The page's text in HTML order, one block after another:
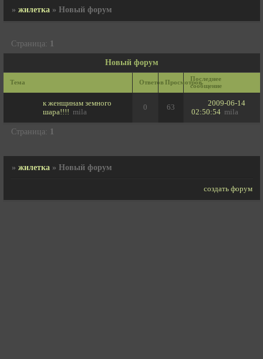
» жилетка » Новый форум
Новый форум
Страница: 1
Тема Ответов ПросмотровПоследнее
сообщение
к женщинам земного
шара!!!! mila
0 63
2009-06-14
02:50:54 mila
Страница: 1
» жилетка » Новый форум
создать форум